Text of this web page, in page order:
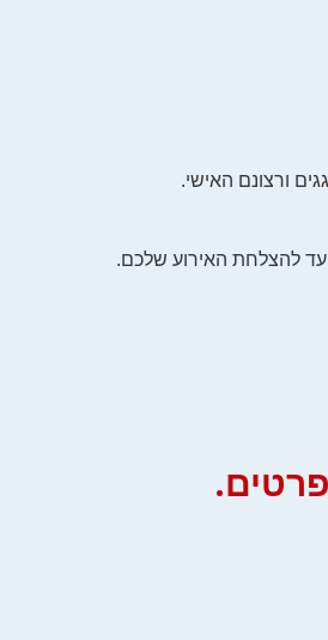
ורצונם האישי.
עד להצלחת האירוע שלכם.